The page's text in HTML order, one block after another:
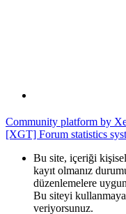
Community platform by
[XGT] Forum statistics
Bu site, içeriği
kayıt olmanız
düzenlemelere
Bu siteyi
veriyorsunuz.